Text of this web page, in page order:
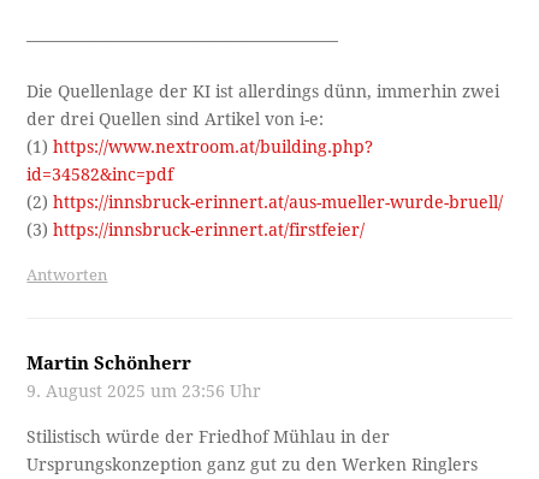
——————————————————–
Die Quellenlage der KI ist allerdings dünn, immerhin zwei
der drei Quellen sind Artikel von i-e:
(1)https://www.nextroom.at/building.php?
id=34582&inc=pdf
(2)https://innsbruck-erinnert.at/aus-mueller-wurde-bruell/
(3)https://innsbruck-erinnert.at/firstfeier/
Antworten
Martin Schönherr
9. August 2025 um 23:56 Uhr
Stilistisch würde der Friedhof Mühlau in der
Ursprungskonzeption ganz gut zu den Werken Ringlers